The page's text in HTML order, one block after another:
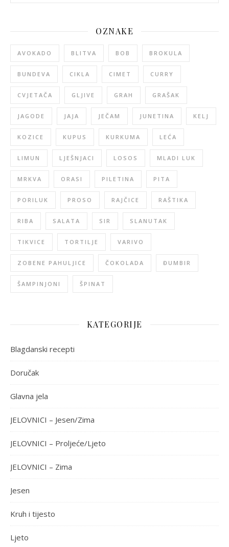
OZNAKE
AVOKADO BLITVA BOB BROKULA
BUNDEVA CIKLA CIMET CURRY
CVJETAČA GLJIVE GRAH GRAŠAK
JAGODE JAJA JEČAM JUNETINA KELJ
KOZICE KUPUS KURKUMA LEĆA
LIMUN LJEŠNJACI LOSOS MLADI LUK
MRKVA ORASI PILETINA PITA
PORILUK PROSO RAJČICE RAŠTIKA
RIBA SALATA SIR SLANUTAK
TIKVICE TORTILJE VARIVO
ZOBENE PAHULJICE ČOKOLADA ĐUMBIR
ŠAMPINJONI ŠPINAT
KATEGORIJE
Blagdanski recepti
Doručak
Glavna jela
JELOVNICI – Jesen/Zima
JELOVNICI – Proljeće/Ljeto
JELOVNICI – Zima
Jesen
Kruh i tijesto
Ljeto